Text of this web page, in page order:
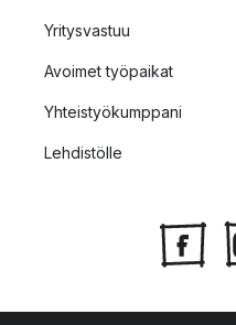
Yritysvastuu
Avoimet työpaikat
Yhteistyökumppani
Lehdistölle